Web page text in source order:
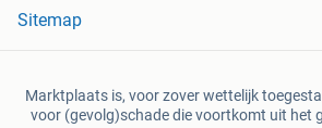
Sitemap
Marktplaats is, voor zover wettelijk
voor (gevolg)schade die voortkomt uit het